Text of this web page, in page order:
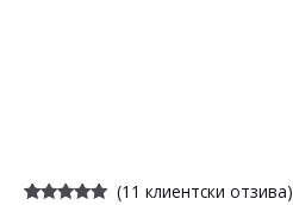
(11 клиентски отзива)